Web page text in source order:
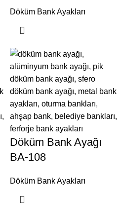
Döküm Bank Ayakları
Döküm Bank Ayağı
BA-108
Döküm Bank Ayakları